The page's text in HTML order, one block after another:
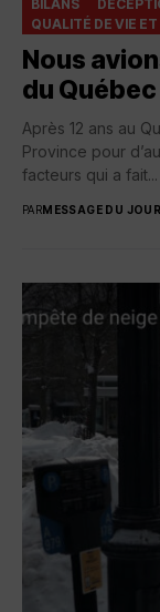
BILANS
QUALITÉ DE VIE
Nous
du Québec
Après 12 ans au
Province pour
facteurs qui a fait...
PARMESSAGE DU